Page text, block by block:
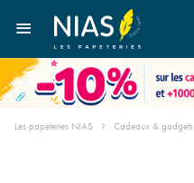
Les papeteries NIAS Cadeaux & gadgets